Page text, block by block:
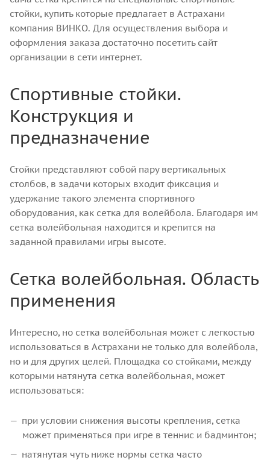
стойки, купить которые предлагает в Астрахани
компания ВИНКО. Для осуществления выбора и
оформления заказа достаточно посетить сайт
организации в сети интернет.
Спортивные стойки.
Конструкция и
предназначение
Стойки представляют собой пару вертикальных
столбов, в задачи которых входит фиксация и
удержание такого элемента спортивного
оборудования, как сетка для волейбола. Благодаря им
сетка волейбольная находится и крепится на
заданной правилами игры высоте.
Сетка волейбольная. Область
применения
Интересно, но сетка волейбольная может с легкостью
использоваться в Астрахани не только для волейбола,
но и для других целей. Площадка со стойками, между
которыми натянута сетка волейбольная, может
использоваться:
при условии снижения высоты крепления, сетка
может применяться при игре в теннис и бадминтон;
натянутая чуть ниже нормы сетка часто